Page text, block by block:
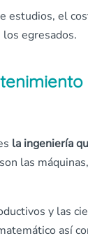
estudios, el
egresados.
la ingeniería
las
y las
así